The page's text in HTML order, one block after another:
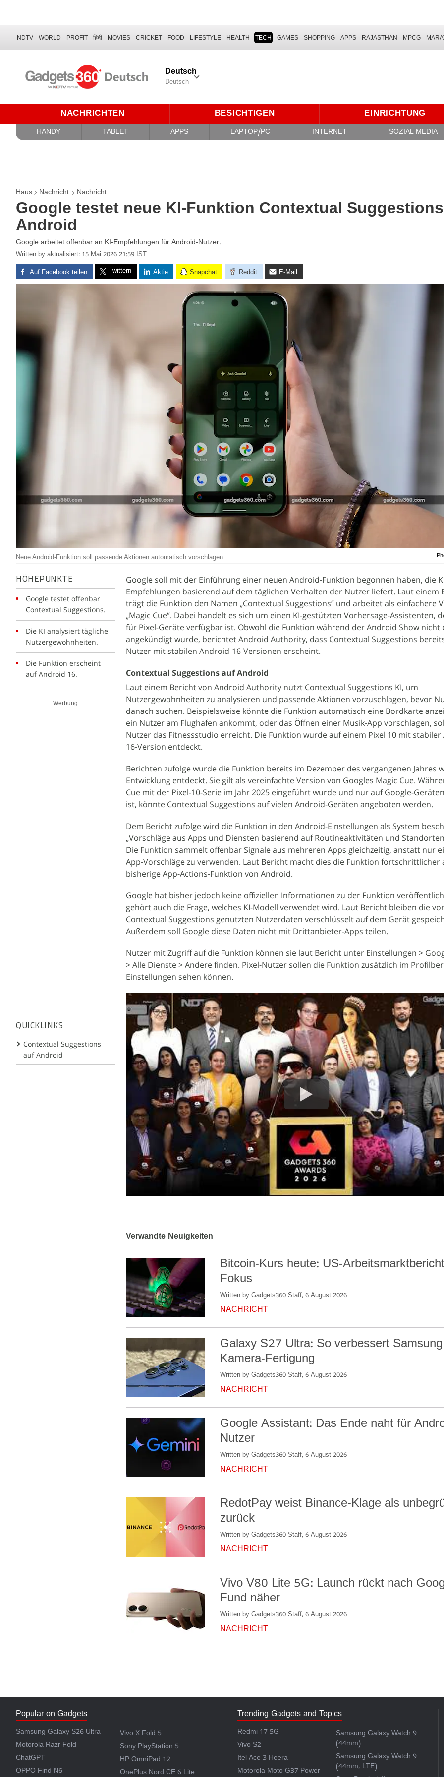
NDTV WORLD PROFIT हिंदी MOVIES CRICKET FOOD LIFESTYLE HEALTH TECH GAMES SHOPPING APPS RAJASTHAN MPCG
Deutsch
Deutsch
NACHRICHTEN BESICHTIGEN EINRICHTUNG
HANDY TABLET APPS LAPTOP/PC INTERNET SOZIAL MEDIA
Haus Nachricht Nachricht
Google testet neue KI-Funktion Contextual
Android
Google arbeitet offenbar an KI-Empfehlungen für Android-Nutzer.
Written by aktualisiert: 15 Mai 2026 21:59 IST
Auf Facebook teilen Twittern Aktie Snapchat Reddit E-Mail
Neue Android-Funktion soll passende Aktionen automatisch vorschlagen.
HÖHEPUNKTE
Google testet offenbar
Contextual Suggestions.
Die KI analysiert tägliche
Nutzergewohnheiten.
Die Funktion erscheint
auf Android 16.
Werbung
QUICKLINKS
Contextual Suggestions
auf Android
Google soll mit der Einführung einer neuen Android-Funktion begonnen haben, die
Empfehlungen basierend auf dem täglichen Verhalten der Nutzer liefert. Laut einem
trägt die Funktion den Namen „Contextual Suggestions“ und arbeitet als einfachere
„Magic Cue“. Dabei handelt es sich um einen KI-gestützten Vorhersage-Assistenten,
für Pixel-Geräte verfügbar ist. Obwohl die Funktion während der Android Show nicht
angekündigt wurde, berichtet Android Authority, dass Contextual Suggestions
Nutzer mit stabilen Android-16-Versionen erscheint.
Contextual Suggestions auf Android
Laut einem Bericht von Android Authority nutzt Contextual Suggestions KI, um
Nutzergewohnheiten zu analysieren und passende Aktionen vorzuschlagen, bevor
danach suchen. Beispielsweise könnte die Funktion automatisch eine Bordkarte
ein Nutzer am Flughafen ankommt, oder das Öffnen einer Musik-App vorschlagen,
Nutzer das Fitnessstudio erreicht. Die Funktion wurde auf einem Pixel 10 mit
16-Version entdeckt.
Berichten zufolge wurde die Funktion bereits im Dezember des vergangenen Jahres
Entwicklung entdeckt. Sie gilt als vereinfachte Version von Googles Magic Cue.
Cue mit der Pixel-10-Serie im Jahr 2025 eingeführt wurde und nur auf Google-
ist, könnte Contextual Suggestions auf vielen Android-Geräten angeboten werden.
Dem Bericht zufolge wird die Funktion in den Android-Einstellungen als System
„Vorschläge aus Apps und Diensten basierend auf Routineaktivitäten und
Die Funktion sammelt offenbar Signale aus mehreren Apps gleichzeitig, anstatt nur
App-Vorschläge zu verwenden. Laut Bericht macht dies die Funktion fortschrittlicher
bisherige App-Actions-Funktion von Android.
Google hat bisher jedoch keine offiziellen Informationen zu der Funktion
gehört auch die Frage, welches KI-Modell verwendet wird. Laut Bericht bleiben die
Contextual Suggestions genutzten Nutzerdaten verschlüsselt auf dem Gerät
Außerdem soll Google diese Daten nicht mit Drittanbieter-Apps teilen.
Nutzer mit Zugriff auf die Funktion können sie laut Bericht unter Einstellungen >
> Alle Dienste > Andere finden. Pixel-Nutzer sollen die Funktion zusätzlich im
Einstellungen sehen können.
Verwandte Neuigkeiten
Bitcoin-Kurs heute: US-
Fokus
Written by Gadgets360 Staff, 6 August 2026
NACHRICHT
Galaxy S27 Ultra: So verbessert
Kamera-Fertigung
Written by Gadgets360 Staff, 6 August 2026
NACHRICHT
Google Assistant: Das Ende naht für
Nutzer
Written by Gadgets360 Staff, 6 August 2026
NACHRICHT
RedotPay weist Binance-Klage als
zurück
Written by Gadgets360 Staff, 6 August 2026
NACHRICHT
Vivo V80 Lite 5G: Launch rückt nach
Fund näher
Written by Gadgets360 Staff, 6 August 2026
NACHRICHT
Popular on Gadgets
Samsung Galaxy S26 Ultra
Motorola Razr Fold
ChatGPT
OPPO Find N6
Vivo X Fold 5
Sony PlayStation 5
HP OmniPad 12
OnePlus Nord CE 6 Lite
Trending Gadgets and Topics
Redmi 17 5G
Vivo S2
Itel Ace 3 Heera
Motorola Moto G37 Power
Samsung Galaxy Watch 9
(44mm)
Samsung Galaxy Watch 9
(44mm, LTE)